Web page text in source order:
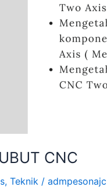
CNC
, Teknik / admpesonajc